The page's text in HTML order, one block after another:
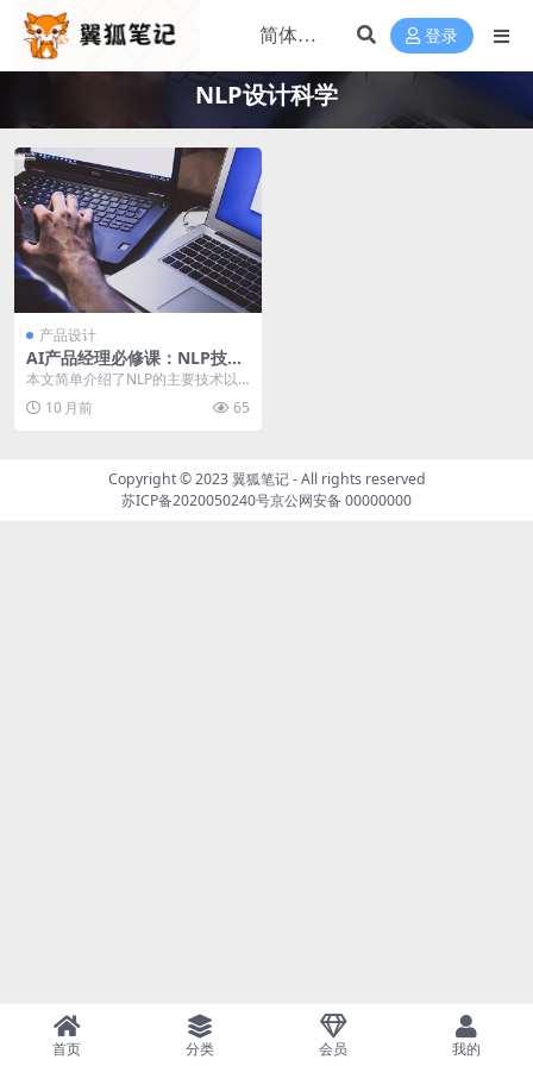
登录
NLP设计科学
产品设计
AI产品经理必修课：NLP技术
原理与应用
本文简单介绍了NLP的主要技术以
及应用领域，适合希望成为人工智
能产品经理的产品新...
10 月前 65
Copyright © 2023翼狐笔记- All rights reserved
苏ICP备2020050240号京公网安备 00000000
首页 分类 会员 我的